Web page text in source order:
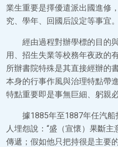
業生重要是擇優遣派出國進修
究、學年、回國后設定等事宜。
經由過程對辦學標的目的
用、招生失業等校務年夜政的
所辦書院特殊是其直接經辦的
本身的行事作風與治理特點帶
特點重要即是事無巨細、躬親必
據1885年至1887年任汽
人埋怨說：“盛（宣懷）果斷
傳遞；假如他只把持很是主要